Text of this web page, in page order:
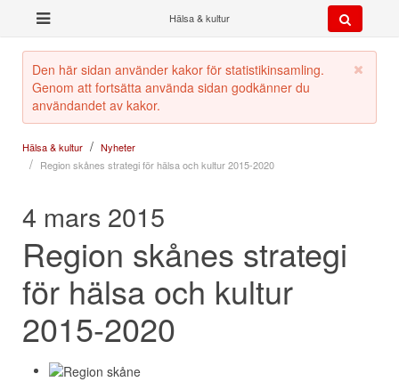
Hälsa & kultur
Den här sidan använder kakor för statistikinsamling.
Genom att fortsätta använda sidan godkänner du
användandet av kakor.
Hälsa & kultur
Nyheter
Region skånes strategi för hälsa och kultur 2015-2020
4 mars 2015
Region skånes strategi
för hälsa och kultur
2015-2020